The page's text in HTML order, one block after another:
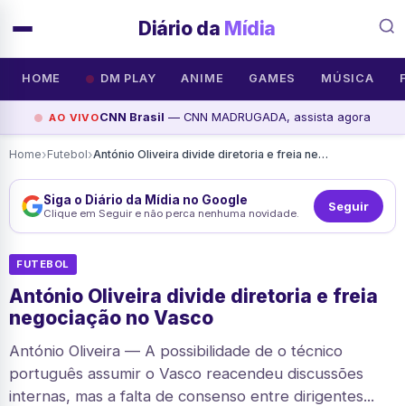
Diário da Mídia
HOME DM PLAY ANIME GAMES MÚSICA
AO VIVOCNN Brasil — CNN MADRUGADA, assista agora
Home›Futebol› António Oliveira divide diretoria e freia negociação no Vasco
Siga o Diário da Mídia no Google
Clique em Seguir e não perca nenhuma novidade. Seguir
FUTEBOL
António Oliveira divide diretoria e freia
negociação no Vasco
António Oliveira — A possibilidade de o técnico
português assumir o Vasco reacendeu discussões
internas, mas a falta de consenso entre dirigentes...